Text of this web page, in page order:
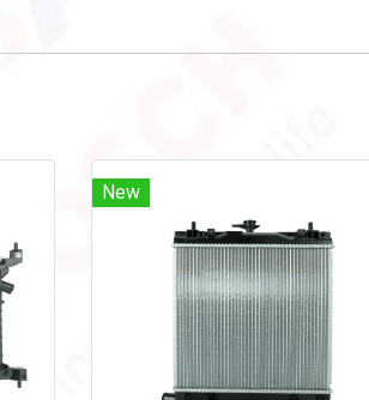
New